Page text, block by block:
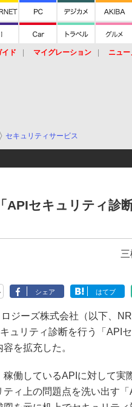
ド マイグレーション ニュ
セキュリティサービス
APIセキュリティ診
シェア はてブ
ジーズ株式会社（以下、
ュリティ診断を行う「API
を拡充した。
働しているAPIに対して実
ィ上の問題点を洗い出す